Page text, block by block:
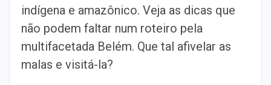
indígena e amazônico. Veja as dicas que
não podem faltar num roteiro pela
multifacetada Belém. Que tal afivelar as
malas e visitá-la?